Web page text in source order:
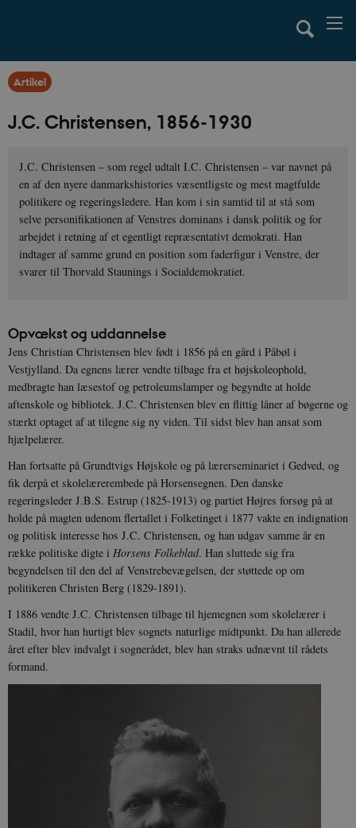
Artikel
J.C. Christensen, 1856-1930
J.C. Christensen – som regel udtalt I.C. Christensen – var navnet på
en af den nyere danmarkshistories væsentligste og mest magtfulde
politikere og regeringsledere. Han kom i sin samtid til at stå som
selve personifikationen af Venstres dominans i dansk politik og for
arbejdet i retning af et egentligt repræsentativt demokrati. Han
indtager af samme grund en position som faderfigur i Venstre, der
svarer til Thorvald Staunings i Socialdemokratiet.
Opvækst og uddannelse
Jens Christian Christensen blev født i 1856 på en gård i Påbøl i
Vestjylland. Da egnens lærer vendte tilbage fra et højskoleophold,
medbragte han læsestof og petroleumslamper og begyndte at holde
aftenskole og bibliotek. J.C. Christensen blev en flittig låner af bøgerne og
stærkt optaget af at tilegne sig ny viden. Til sidst blev han ansat som
hjælpelærer.
Han fortsatte på Grundtvigs Højskole og på lærerseminariet i Gedved, og
fik derpå et skolelærerembede på Horsensegnen. Den danske
regeringsleder J.B.S. Estrup (1825-1913) og partiet Højres forsøg på at
holde på magten udenom flertallet i Folketinget i 1877 vakte en indignation
og politisk interesse hos J.C. Christensen, og han udgav samme år en
række politiske digte i Horsens Folkeblad. Han sluttede sig fra
begyndelsen til den del af Venstrebevægelsen, der støttede op om
politikeren Christen Berg (1829-1891).
I 1886 vendte J.C. Christensen tilbage til hjemegnen som skolelærer i
Stadil, hvor han hurtigt blev sognets naturlige midtpunkt. Da han allerede
året efter blev indvalgt i sognerådet, blev han straks udnævnt til rådets
formand.